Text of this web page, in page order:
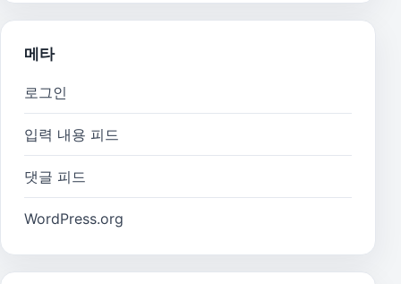
메타
로그인
입력 내용 피드
댓글 피드
WordPress.org